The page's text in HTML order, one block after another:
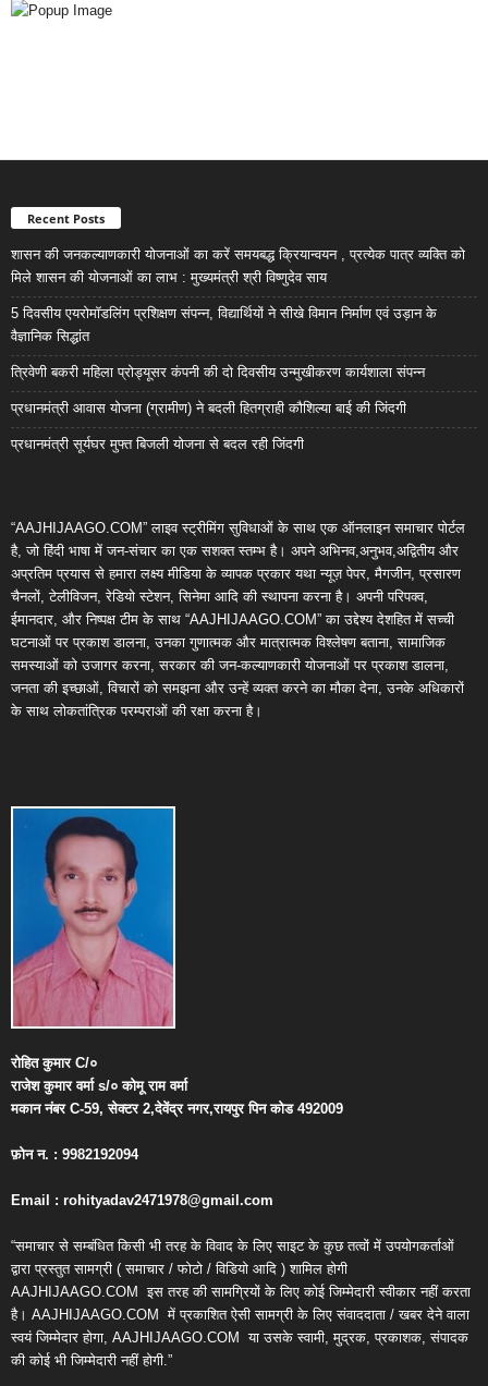
Recent Posts
शासन की जनकल्याणकारी योजनाओं का करें समयबद्ध क्रियान्वयन , प्रत्येक पात्र व्यक्ति को
मिले शासन की योजनाओं का लाभ : मुख्यमंत्री श्री विष्णुदेव साय
5 दिवसीय एयरोमॉडलिंग प्रशिक्षण संपन्न, विद्यार्थियों ने सीखे विमान निर्माण एवं उड़ान के
वैज्ञानिक सिद्धांत
त्रिवेणी बकरी महिला प्रोड्यूसर कंपनी की दो दिवसीय उन्मुखीकरण कार्यशाला संपन्न
प्रधानमंत्री आवास योजना (ग्रामीण) ने बदली हितग्राही कौशिल्या बाई की जिंदगी
प्रधानमंत्री सूर्यघर मुफ्त बिजली योजना से बदल रही जिंदगी
“AAJHIJAAGO.COM” लाइव स्ट्रीमिंग सुविधाओं के साथ एक ऑनलाइन समाचार पोर्टल
है, जो हिंदी भाषा में जन-संचार का एक सशक्त स्तम्भ है। अपने अभिनव,अनुभव,अद्वितीय और
अप्रतिम प्रयास से हमारा लक्ष्य मीडिया के व्यापक प्रकार यथा न्यूज़ पेपर, मैगजीन, प्रसारण
चैनलों, टेलीविजन, रेडियो स्टेशन, सिनेमा आदि की स्थापना करना है। अपनी परिपक्व,
ईमानदार, और निष्पक्ष टीम के साथ “AAJHIJAAGO.COM” का उद्देश्य देशहित में सच्ची
घटनाओं पर प्रकाश डालना, उनका गुणात्मक और मात्रात्मक विश्लेषण बताना, सामाजिक
समस्याओं को उजागर करना, सरकार की जन-कल्याणकारी योजनाओं पर प्रकाश डालना,
जनता की इच्छाओं, विचारों को समझना और उन्हें व्यक्त करने का मौका देना, उनके अधिकारों
के साथ लोकतांत्रिक परम्पराओं की रक्षा करना है।
रोहित कुमारC/०
राजेश कुमार वर्माs/० कोमू राम वर्मा
मकान नंबरC-59,सेक्टर2,देवेंद्र नगर,रायपुर पिन कोड492009
फ़ोन न. : 9982192094
Email : rohityadav2471978@gmail.com
“समाचार से सम्बंधित किसी भी तरह के विवाद के लिए साइट के कुछ तत्वों में उपयोगकर्ताओं
द्वारा प्रस्तुत सामग्री ( समाचार / फोटो / विडियो आदि ) शामिल होगी
AAJHIJAAGO.COM इस तरह की सामग्रियों के लिए कोई जिम्मेदारी स्वीकार नहीं करता
है। AAJHIJAAGO.COM में प्रकाशित ऐसी सामग्री के लिए संवाददाता / खबर देने वाला
स्वयं जिम्मेदार होगा, AAJHIJAAGO.COM
या उसके स्वामी, मुद्रक, प्रकाशक, संपादक
की कोई भी जिम्मेदारी नहीं होगी.”